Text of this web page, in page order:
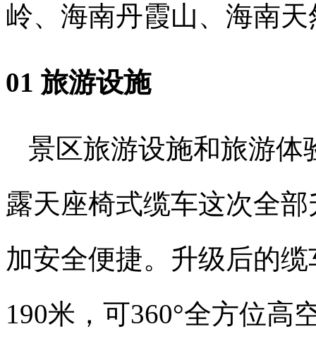
岭、海南丹霞山、海南
01 旅游设施
景区旅游设施和旅游体
露天座椅式缆车这次全
加安全便捷。升级后的
190米，可360°全方位高